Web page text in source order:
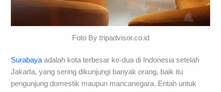
Foto By tripadvisor.co.id
Surabayaadalah kota terbesar ke-dua di Indonesia setelah
Jakarta, yang sering dikunjungi banyak orang, baik itu
pengunjung domestik maupun mancanegara. Entah untuk